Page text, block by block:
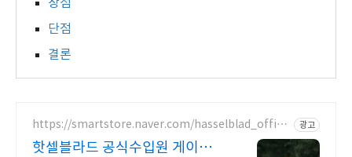
장점
단점
결론
https://smartstore.naver.com/hasselblad_offici
al
광고
핫셀블라드 공식수입원 게이트비